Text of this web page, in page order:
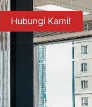
Hubungi Kami!